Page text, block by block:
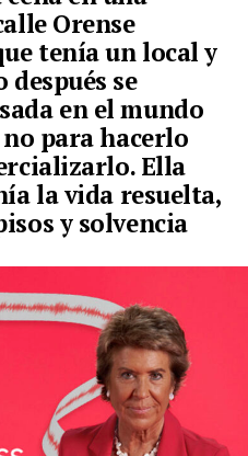
Orense
tenía un local y
después se
en el mundo
para hacerlo
Ella
la vida resuelta,
y solvencia